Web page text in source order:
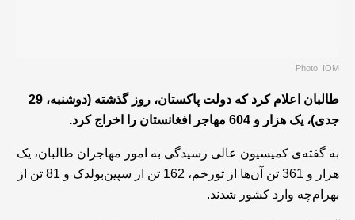
Photo: IOM
طالبان اعلام کرد که دولت پاکستان، روز گذشته (دوشنبه، 29
جدی)، یک هزار و 604 مهاجر افغانستان را اخراج کرد.
به گفته‌ی کمیسیون عالی رسیدگی به امور مهاجران طالبان، یک
هزار و 361 تن آن‌ها از تورخم، 162 تن از سپین‌بولدک و 81 تن از
بهرام‌چه وارد کشور شدند.